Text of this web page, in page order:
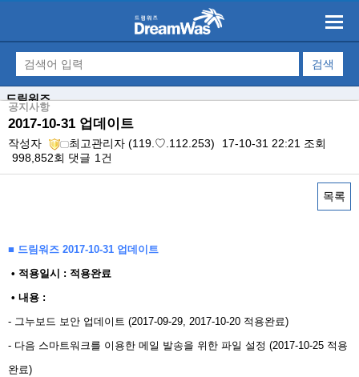
드림워즈
공지사항
2017-10-31 업데이트
작성자 최고관리자 (119.♡.112.253) 17-10-31 22:21 조회
998,852회 댓글 1건
목록
■ 드림워즈 2017-10-31 업데이트
​ • 적용일시 : 적용완료
• 내용 : ​
- 그누보드 보안 업데이트 (2017-09-29, 2017-10-20 적용완료)
- 다음 스마트워크를 이용한 메일 발송을 위한 파일 설정 (2017-10-25 적용
완료)